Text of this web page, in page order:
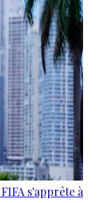
s'apprête à